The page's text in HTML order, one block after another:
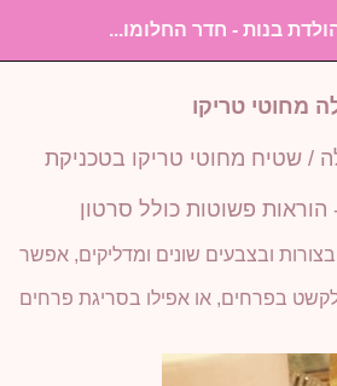
בנות - חדר החלומו...
מחוטי טריקו
/ שטיח מחוטי טריקו בטכניקת
פשוטות כולל סרטון
ובצבעים שונים ומדליקים, אפשר
בפרחים, או אפילו בסריגת פרחים